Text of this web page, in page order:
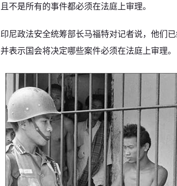
且不是所有的事件都必须在法庭上审理。
印尼政法安全统筹部长马福特对记者说，他们
并表示国会将决定哪些案件必须在法庭上审理。